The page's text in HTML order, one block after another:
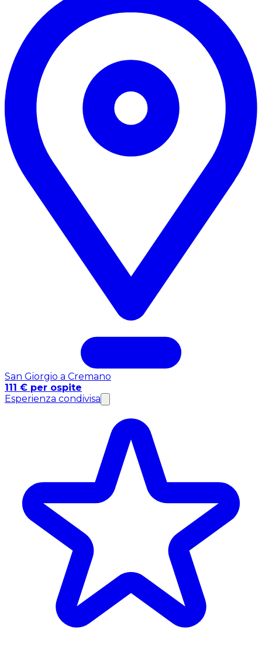
San Giorgio a Cremano
111 € per ospite
Esperienza condivisa